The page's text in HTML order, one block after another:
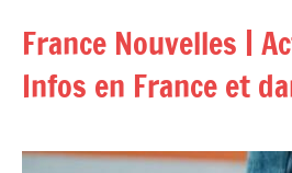
contenu
France Nouvelles |
Infos en France et